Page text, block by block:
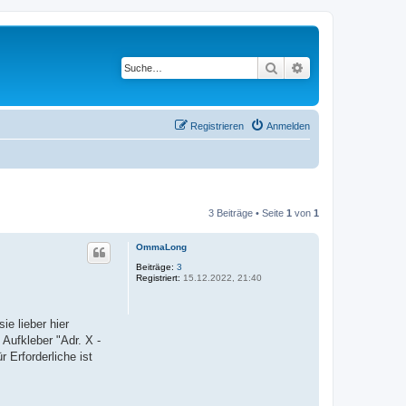
Suche
Anmelden
Registrieren
3 Beiträge • Seite 1 von 1
OmmaLong
Beiträge: 3
Registriert: 15.12.2022, 21:40
lieber hier
"Adr. X -
Erforderliche ist